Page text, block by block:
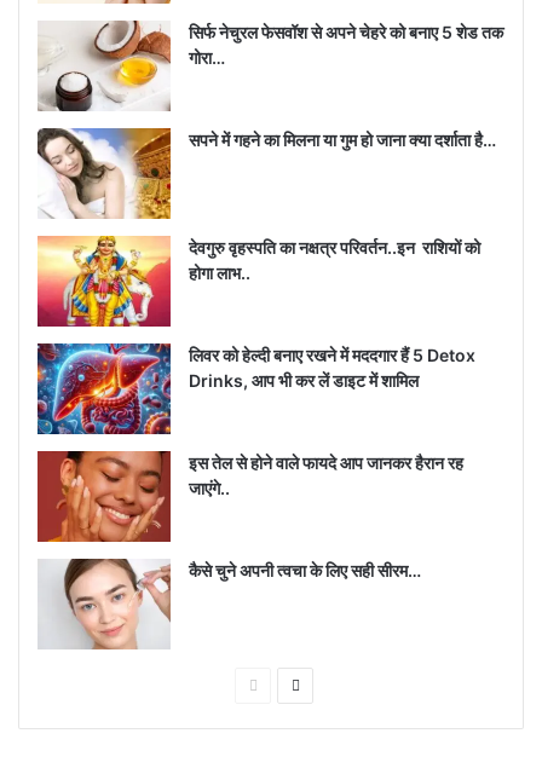
सिर्फ नेचुरल फेसवॉश से अपने चेहरे को बनाए 5 शेड तक
गोरा…
सपने में गहने का मिलना या गुम हो जाना क्या दर्शाता है…
देवगुरु वृहस्पति का नक्षत्र परिवर्तन..इन राशियों को
होगा लाभ..
लिवर को हेल्दी बनाए रखने में मददगार हैं 5 Detox
Drinks, आप भी कर लें डाइट में शामिल
इस तेल से होने वाले फायदे आप जानकर हैरान रह
जाएंगे..
कैसे चुने अपनी त्वचा के लिए सही सीरम…